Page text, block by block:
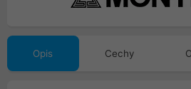
Opis Cechy